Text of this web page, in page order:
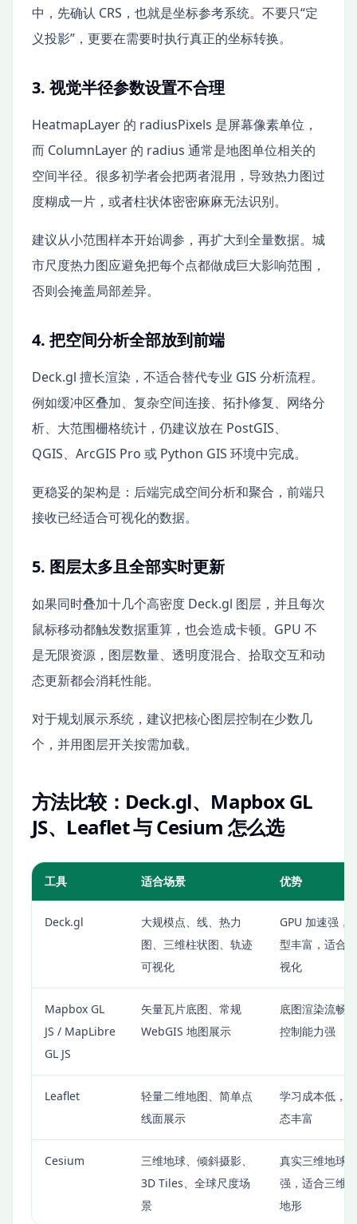
中，先确认 CRS，也就是坐标参考系统。不要只“定
义投影”，更要在需要时执行真正的坐标转换。
3. 视觉半径参数设置不合理
HeatmapLayer 的 radiusPixels 是屏幕像素单位，
而 ColumnLayer 的 radius 通常是地图单位相关的
空间半径。很多初学者会把两者混用，导致热力图过
度糊成一片，或者柱状体密密麻麻无法识别。
建议从小范围样本开始调参，再扩大到全量数据。城
市尺度热力图应避免把每个点都做成巨大影响范围，
否则会掩盖局部差异。
4. 把空间分析全部放到前端
Deck.gl 擅长渲染，不适合替代专业 GIS 分析流程。
例如缓冲区叠加、复杂空间连接、拓扑修复、网络分
析、大范围栅格统计，仍建议放在 PostGIS、
QGIS、ArcGIS Pro 或 Python GIS 环境中完成。
更稳妥的架构是：后端完成空间分析和聚合，前端只
接收已经适合可视化的数据。
5. 图层太多且全部实时更新
如果同时叠加十几个高密度 Deck.gl 图层，并且每次
鼠标移动都触发数据重算，也会造成卡顿。GPU 不
是无限资源，图层数量、透明度混合、拾取交互和动
态更新都会消耗性能。
对于规划展示系统，建议把核心图层控制在少数几
个，并用图层开关按需加载。
方法比较：Deck.gl、Mapbox GL
JS、Leaflet 与 Cesium 怎么选
工具 适合场景 优势
Deck.gl
大规模点、线、热力
图、三维柱状图、轨迹
可视化
GPU 加速强，
型丰富，适合
视化
Mapbox GL
JS / MapLibre
GL JS
矢量瓦片底图、常规
WebGIS 地图展示
底图渲染流畅
控制能力强
Leaflet
轻量二维地图、简单点
线面展示
学习成本低，
态丰富
Cesium
三维地球、倾斜摄影、
3D Tiles、全球尺度场
景
真实三维地球
强，适合三维
地形